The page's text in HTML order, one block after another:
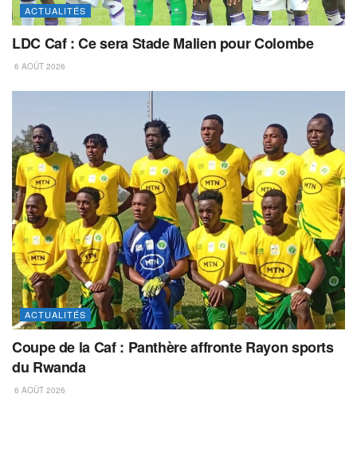
ACTUALITÉS
LDC Caf : Ce sera Stade Malien pour Colombe
6 AOÛT 2026
ACTUALITÉS
Coupe de la Caf : Panthère affronte Rayon sports
du Rwanda
6 AOÛT 2026